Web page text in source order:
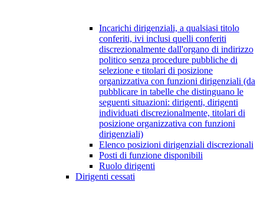
Incarichi dirigenziali, a qualsiasi titolo
conferiti, ivi inclusi quelli conferiti
discrezionalmente dall'organo di indirizzo
politico senza procedure pubbliche di
selezione e titolari di posizione
organizzativa con funzioni dirigenziali (da
pubblicare in tabelle che distinguano le
seguenti situazioni: dirigenti, dirigenti
individuati discrezionalmente, titolari di
posizione organizzativa con funzioni
dirigenziali)
Elenco posizioni dirigenziali discrezionali
Posti di funzione disponibili
Ruolo dirigenti
Dirigenti cessati